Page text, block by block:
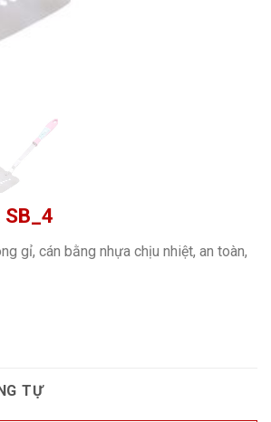
SB_4
gỉ, cán bằng nhựa chịu nhiệt, an toàn,
TỰ